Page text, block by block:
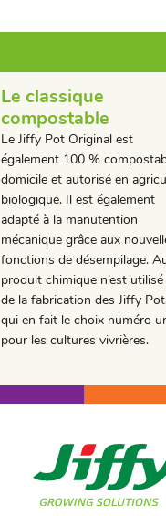
Le classique
compostable
Le Jiffy Pot Original est
également 100 %
domicile et autorisé en
biologique. Il est également
adapté à la manutention
mécanique grâce aux
fonctions de désempilage.
produit chimique n’est
de la fabrication des Jiffy
qui en fait le choix numéro
pour les cultures vivrières.